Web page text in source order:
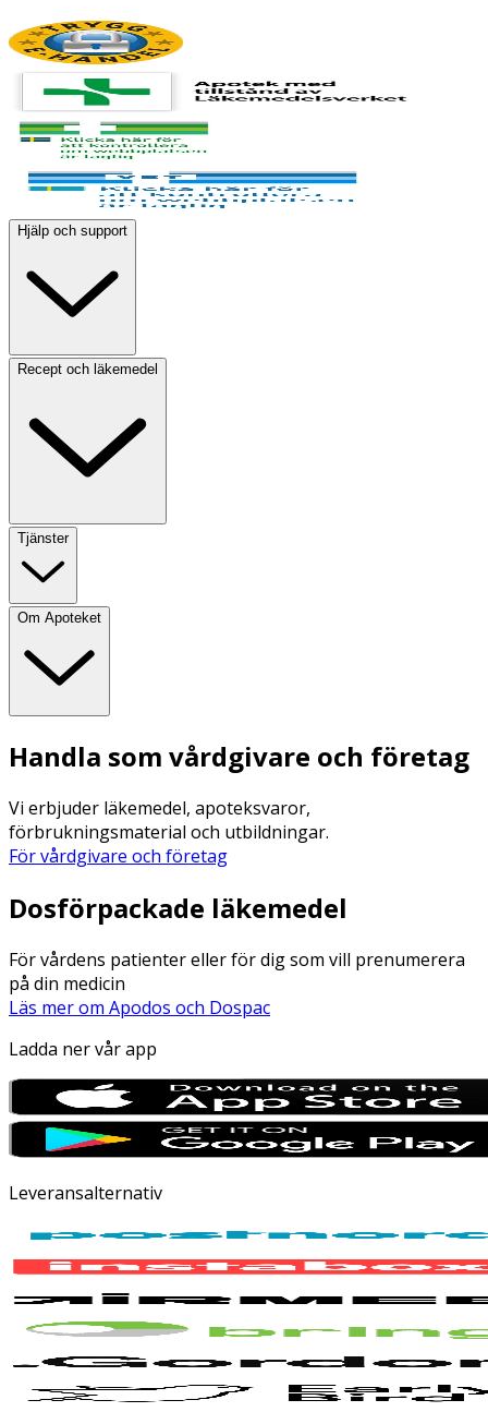
Hjälp och support
Recept och läkemedel
Tjänster
Om Apoteket
Handla som vårdgivare och företag
Vi erbjuder läkemedel, apoteksvaror,
förbrukningsmaterial och utbildningar.
För vårdgivare och företag
Dosförpackade läkemedel
För vårdens patienter eller för dig som vill prenumerera
på din medicin
Läs mer om Apodos och Dospac
Ladda ner vår app
Leveransalternativ